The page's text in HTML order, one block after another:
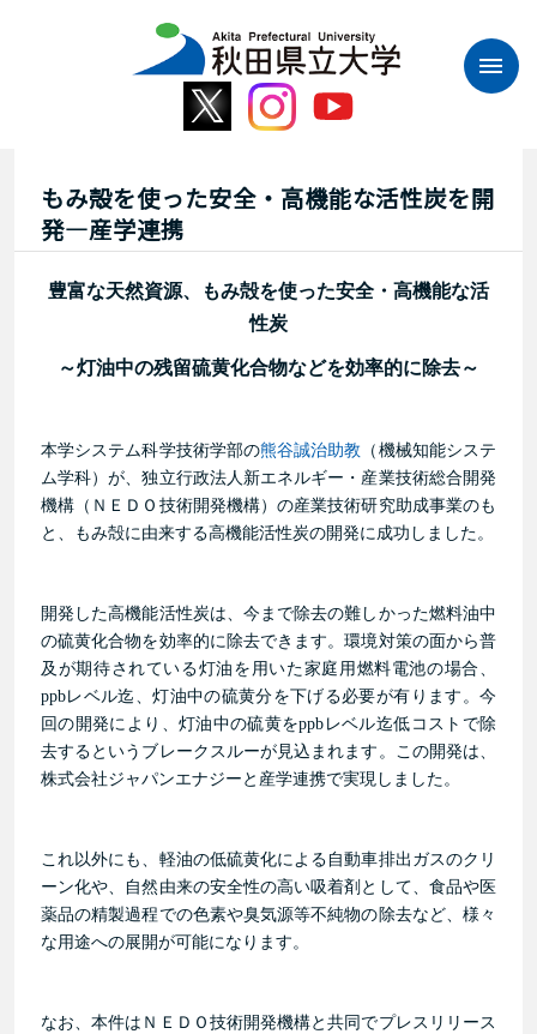
もみ殻を使った安全・高機能な活性炭を開
発―産学連携
豊富な天然資源、もみ殻を使った安全・高機能な活
性炭
～灯油中の残留硫黄化合物などを効率的に除去～
本学システム科学技術学部の熊谷誠治助教 （機械知能システ
ム学科）が、独立行政法人新エネルギー・産業技術総合開発
機構（ＮＥＤＯ技術開発機構）の産業技術研究助成事業のも
と、もみ殻に由来する高機能活性炭の開発に成功しました。
開発した高機能活性炭は、今まで除去の難しかった燃料油中
の硫黄化合物を効率的に除去できます。環境対策の面から普
及が期待されている灯油を用いた家庭用燃料電池の場合、
ppbレベル迄、灯油中の硫黄分を下げる必要が有ります。今
回の開発により、灯油中の硫黄をppb レベル迄低コストで除
去するというブレークスルーが見込まれます。この開発は、
株式会社ジャパンエナジーと産学連携で実現しました。
これ以外にも、軽油の低硫黄化による自動車排出ガスのクリ
ーン化や、自然由来の安全性の高い吸着剤として、食品や医
薬品の精製過程での色素や臭気源等不純物の除去など、様々
な用途への展開が可能になります。
なお、本件はＮＥＤＯ技術開発機構と共同でプレスリリース